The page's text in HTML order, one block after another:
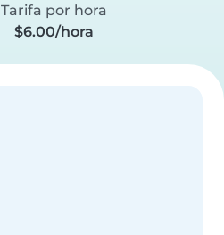
Tarifa por hora
$6.00/hora